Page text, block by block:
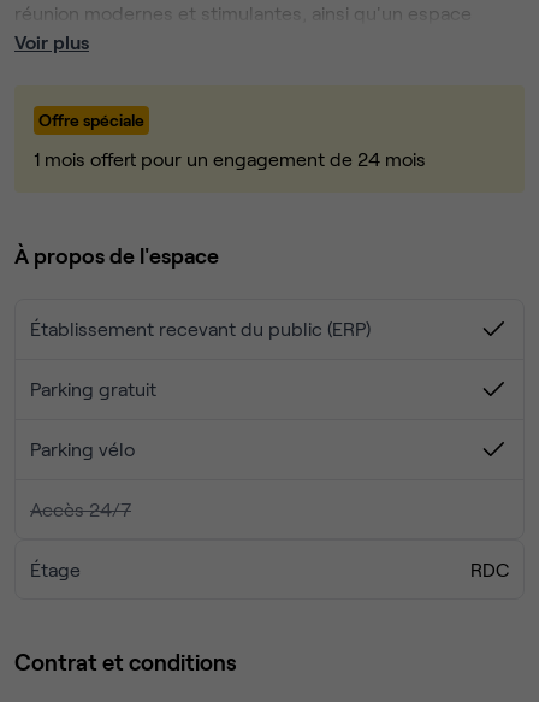
réunion modernes et stimulantes, ainsi qu'un espace
dédié à la créativité et aux événements, sont conçus pour
favorisant la collaboration et encourageant la synergie
entre les entreprises locales.
une dynamique collaborative, ou une salle de réunion pour
des échanges fructueux, notre centre d';affaires s'adapte
Nous sommes fiers de rassembler et de catalyser toutes
entrepreneuriale.
professionnelle unique, où la liberté d'usage et la diversité
exceptionnelle.
Voir plus
Offre spéciale
1 mois offert pour un engagement de 24 mois
À propos de l'espace
Établissement recevant du public (ERP)
Parking gratuit
Parking vélo
Accès 24/7
Étage RDC
Contrat et conditions